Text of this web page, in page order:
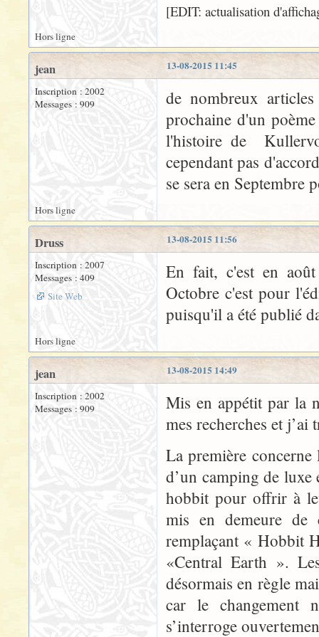
[EDIT: actualisation
Hors ligne
13-08-2015 11:45
jean
Inscription : 2002
Messages : 909
de nombreux
prochaine d'un
l'histoire de
cependant pas
se sera en Septembre
Hors ligne
13-08-2015 11:56
Druss
Inscription : 2007
Messages : 409
Site Web
En fait, c'est en
Octobre c'est pour
puisqu'il a été publié
Hors ligne
13-08-2015 14:49
jean
Inscription : 2002
Messages : 909
Mis en appétit par la
mes recherches et j’ai
La première
d’un camping de
hobbit pour offrir à
mis en demeure de
remplaçant « Hobbit
«Central Earth ».
désormais en règle
car le changement
s’interroge